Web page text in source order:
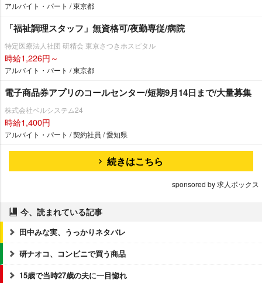
アルバイト・パート / 東京都
「福祉調理スタッフ」無資格可/夜勤専従/病院
特定医療法人社団 研精会 東京さつきホスピタル
時給1,226円～
アルバイト・パート / 東京都
電子商品券アプリのコールセンター/短期9月14日まで/大量募集
株式会社ベルシステム24
時給1,400円
アルバイト・パート / 契約社員 / 愛知県
続きはこちら
sponsored by 求人ボックス
今、読まれている記事
田中みな実、うっかりネタバレ
研ナオコ、コンビニで買う商品
15歳で当時27歳の夫に一目惚れ